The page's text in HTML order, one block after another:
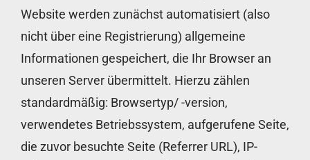
Website werden zunächst automatisiert (also
nicht über eine Registrierung) allgemeine
Informationen gespeichert, die Ihr Browser an
unseren Server übermittelt. Hierzu zählen
standardmäßig: Browsertyp/ -version,
verwendetes Betriebssystem, aufgerufene Seite,
die zuvor besuchte Seite (Referrer URL), IP-